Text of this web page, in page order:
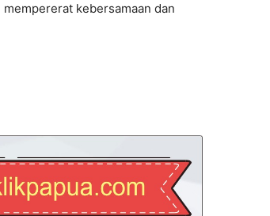
kebersamaan dan